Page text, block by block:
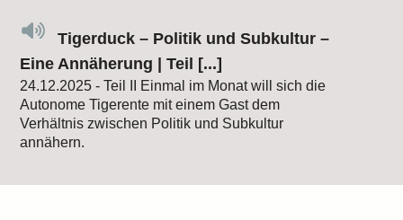
Tigerduck – Politik und Subkultur –
Eine Annäherung | Teil [...]
24.12.2025 - Teil II Einmal im Monat will sich die
Autonome Tigerente mit einem Gast dem
Verhältnis zwischen Politik und Subkultur
annähern.